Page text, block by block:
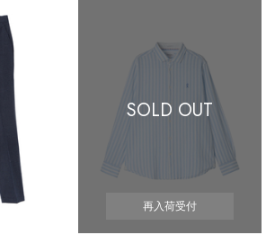
SOLD OUT
再入荷受付